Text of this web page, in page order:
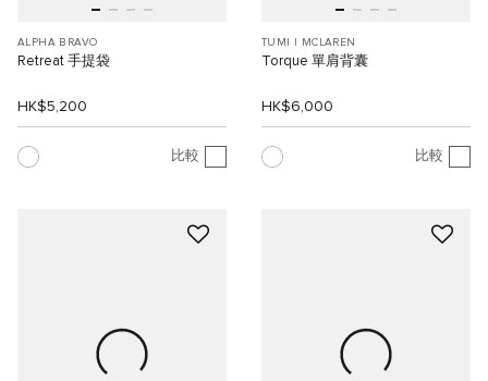
ALPHA BRAVO
Retreat 手提袋
HK$5,200
比較
TUMI I MCLAREN
Torque 單肩背囊
HK$6,000
比較